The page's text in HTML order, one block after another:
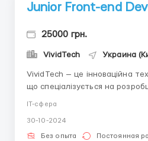
Junior Front-end
25000 грн.
VividTech Украина
VividTech — це інноваційна
що спеціалізується на
створювати якісні веб-
IT-сфера
30-10-2024
Без опыта Постоянная